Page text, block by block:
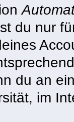
du nur
du an
im